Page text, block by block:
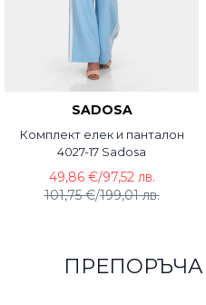
SADOSA
Комплект елек и панталон
4027-17 Sadosa
101,75 €/199,01 лв.
49,86 €/97,52 лв.